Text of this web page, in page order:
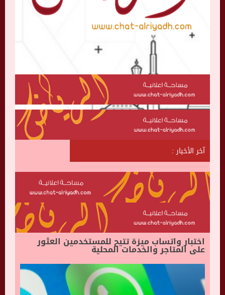
آخر الأخبار :
اختبار واتساب ميزة تتيح للمستخدمين العثور
على المتاجر والخدمات المحلية